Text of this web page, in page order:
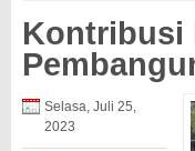
Kontribusi
Selasa, Juli 25,
2023